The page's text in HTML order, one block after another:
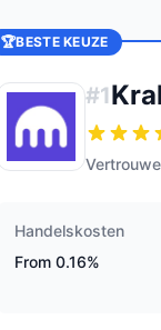
🏆BESTE KEUZE
#1
Handelskosten
From 0.16%